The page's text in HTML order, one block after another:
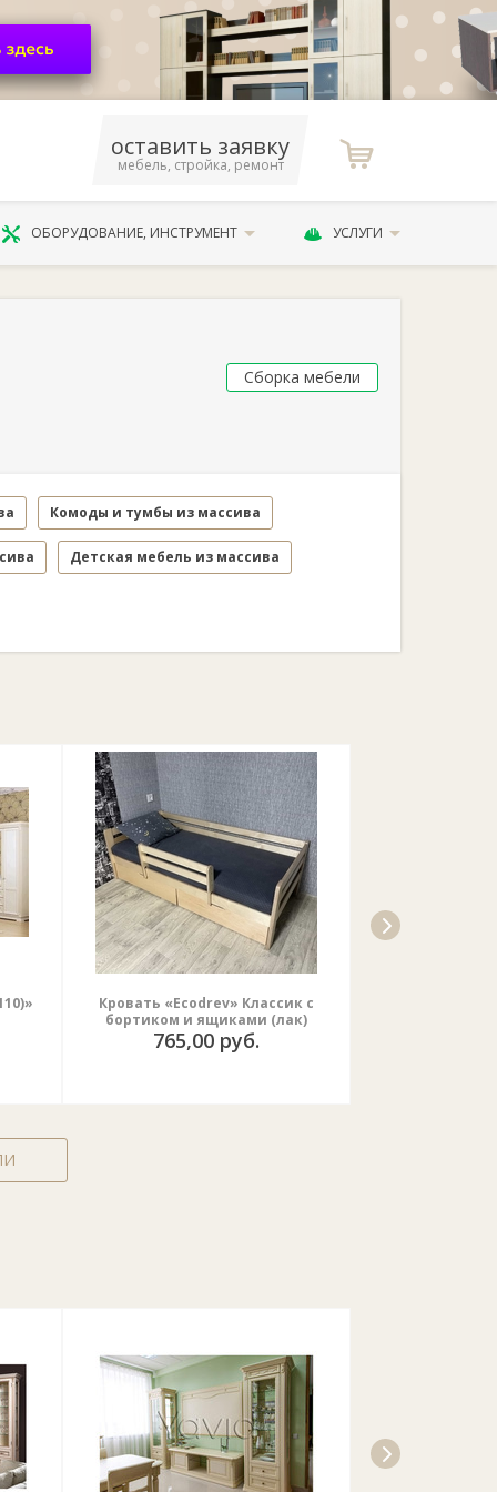
оставить заявку
мебель, стройка, ремонт
ОБОРУДОВАНИЕ, ИНСТРУМЕНТ УСЛУГИ
Сборка мебели
Комоды и тумбы из массива
Детская мебель из массива
Кровать «Ecodrev» Классик с
бортиком и ящиками (лак)
765,00 руб.